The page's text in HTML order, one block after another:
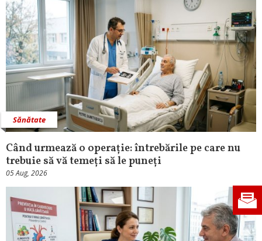
Sănătate
Când urmează o operație: întrebările pe care nu
trebuie să vă temeți să le puneți
05 Aug, 2026